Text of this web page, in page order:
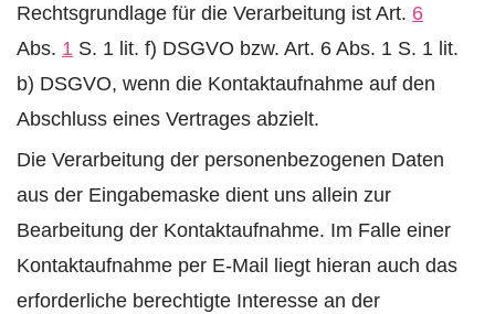
Rechtsgrundlage für die Verarbeitung ist Art. 6
Abs. 1 S. 1 lit. f) DSGVO bzw. Art. 6 Abs. 1 S. 1 lit.
b) DSGVO, wenn die Kontaktaufnahme auf den
Abschluss eines Vertrages abzielt.
Die Verarbeitung der personenbezogenen Daten
aus der Eingabemaske dient uns allein zur
Bearbeitung der Kontaktaufnahme. Im Falle einer
Kontaktaufnahme per E-Mail liegt hieran auch das
erforderliche berechtigte Interesse an der